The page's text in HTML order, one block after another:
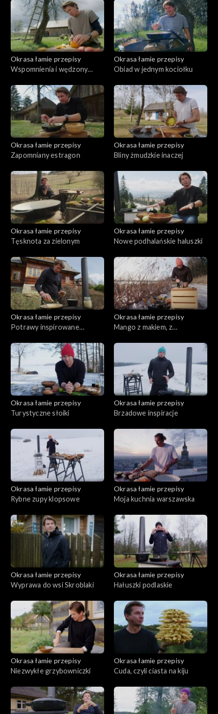
Okrasa łamie przepisy
Wspomnienia i wędzony
Okrasa łamie przepisy
Obiad w jednym kociołku
Okrasa łamie przepisy
Zapomniany estragon
Okrasa łamie przepisy
Bliny żmudzkie inaczej
Okrasa łamie przepisy
Tęsknota za zielonym
Okrasa łamie przepisy
Nowe podhalańskie haluszki
Okrasa łamie przepisy
Potrawy inspirowane
Okrasa łamie przepisy
Mango z makiem, z
Okrasa łamie przepisy
Turystyczne słoiki
Okrasa łamie przepisy
Brzadowe inspiracje
Okrasa łamie przepisy
Rybne zupy klopsowe
Okrasa łamie przepisy
Moja kuchnia warszawska
Okrasa łamie przepisy
Wyprawa do wsi Skroblaki
Okrasa łamie przepisy
Hałuszki podlaskie
Okrasa łamie przepisy
Niezwykłe grzybowniczki
Okrasa łamie przepisy
Cuda, czyli ciasta na kiju